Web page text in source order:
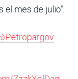
el mes de julio".